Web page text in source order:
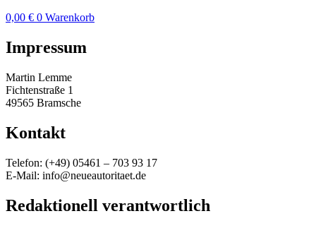
0,00 € 0 Warenkorb
Impressum
Martin Lemme
Fichtenstraße 1
49565 Bramsche
Kontakt
Telefon: (+49) 05461 – 703 93 17
E-Mail: info@neueautoritaet.de
Redaktionell verantwortlich